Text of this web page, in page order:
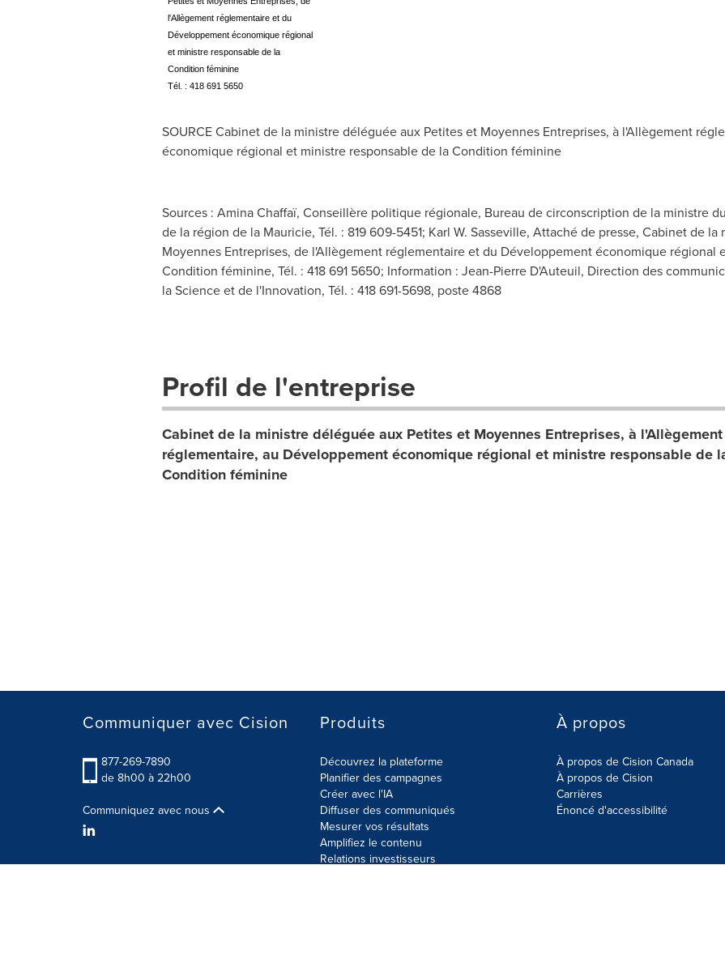
l'Allègement réglementaire et du
Développement économique régional
et ministre responsable de la
Condition féminine
Tél. : 418 691 5650
SOURCE Cabinet de la ministre déléguée aux Petites et Moyennes Entreprises, à l'Allègement
économique régional et ministre responsable de la Condition féminine
Sources : Amina Chaffaï, Conseillère politique régionale, Bureau de circonscription de la ministre
de la région de la Mauricie, Tél. : 819 609-5451; Karl W. Sasseville, Attaché de presse, Cabinet de
Moyennes Entreprises, de l'Allègement réglementaire et du Développement économique régional
Condition féminine, Tél. : 418 691 5650; Information : Jean-Pierre D'Auteuil, Direction des
la Science et de l'Innovation, Tél. : 418 691-5698, poste 4868
Profil de l'entreprise
Cabinet de la ministre déléguée aux Petites et Moyennes Entreprises, à l'Allègement
réglementaire, au Développement économique régional et ministre responsable de
Condition féminine
Communiquer avec Cision
877-269-7890
de 8h00 à 22h00
Communiquez avec nous
Produits
Découvrez la plateforme
Planifier des campagnes
Créer avec l'IA
Diffuser des communiqués
Mesurer vos résultats
Amplifiez le contenu
Relations investisseurs
À propos
À propos de Cision Canada
À propos de Cision
Carrières
Énoncé d'accessibilité